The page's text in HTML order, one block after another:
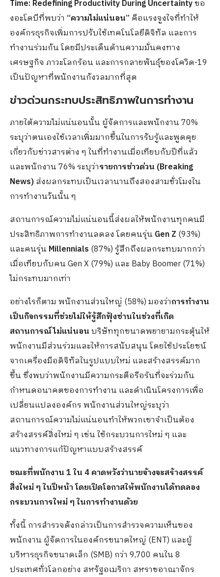
Time: Redefining Productivity During Uncertaintyขอ
งอะโดบีที่พบว่า “ความไม่แน่นอน” คือแรงจูงใจที่ทำให้
องค์กรธุรกิจเพิ่มการปรับใช้เทคโนโลยีดิจิทัล และการ
ทำงานร่วมกัน โดยมีประเด็นด้านความมั่นคงทาง
เศรษฐกิจ ภาวะโลกร้อน และการกลายพันธุ์ของโควิด-19
เป็นปัญหาที่พนักงานกังวลมากที่สุด
ข่าวด่วนกระทบประสิทธิภาพในการทำงาน
ภายใต้ความไม่แน่นอนนั้น ผู้จัดการและพนักงาน 70%
ระบุว่าตนเองใช้เวลาเพิ่มมากขึ้นในการรับรู้และพูดคุย
เกี่ยวกับข่าวสารต่าง ๆ ในที่ทำงานเมื่อเทียบกับปีที่แล้ว
และพนักงาน 76% ระบุว่ารายการข่าวด่วน (Breaking
News)ส่งผลกระทบเป็นเวลานานถึงสองสามชั่วโมงใน
การทำงานวันนั้น ๆ
สถานการณ์ความไม่แน่นอนนี้ส่งผลให้พนักงานทุกคนมี
ประสิทธิภาพการทำงานลดลง โดยคนรุ่น Gen Z (93%)
และคนรุ่น Millennials (87%) รู้สึกถึงผลกระทบมากกว่า
เมื่อเทียบกับคน Gen X (79%) และ Baby Boomer (71%)
ไม่กระทบมากเท่า
อย่างไรก็ตาม พนักงานส่วนใหญ่ (58%) มองว่าการทำงาน
เป็นกิจกรรมที่ช่วยไม่ให้รู้สึกฟุ้งซ่านในช่วงที่เกิด
สถานการณ์ไม่แน่นอนบริษัททุกขนาดพยายามกระตุ้นให้
พนักงานมีส่วนร่วมและให้การสนับสนุน โดยใช้ประโยชน์
จากเครื่องมือดิจิทัลในรูปแบบใหม่ และสร้างสรรค์มาก
ขึ้น ซึ่งพบว่าพนักงานมีความกระตือรือร้นที่จะร่วมกัน
กำหนดอนาคตของการทำงาน และดำเนินโครงการเพื่อ
เปลี่ยนแปลงองค์กร พนักงานส่วนใหญ่ระบุว่า
สถานการณ์ความไม่แน่นอนทำให้พวกเขาจำเป็นต้อง
สร้างสรรค์สิ่งใหม่ ๆ เช่น ใช้กระบวนการใหม่ ๆ และ
แนวทางการแก้ปัญหาแบบสร้างสรรค์
ขณะที่พนักงาน 1 ใน 4 คาดหวังว่านายจ้างจะสร้างสรรค์
สิ่งใหม่ ๆ ในปีหน้า โดยเปิดโอกาสให้พนักงานได้ทดลอง
กระบวนการใหม่ ๆ ในการทำงานด้วย
ทั้งนี้ การสำรวจดังกล่าวเป็นการสำรวจความเห็นของ
พนักงาน ผู้จัดการในองค์กรขนาดใหญ่ (ENT) และผู้
บริหารธุรกิจขนาดเล็ก (SMB) กว่า 9,700 คนใน 8
ประเทศทั่วโลกอย่าง สหรัฐอเมริกา สหราชอาณาจักร